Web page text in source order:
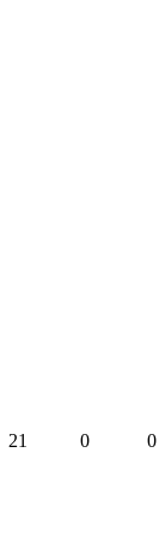
21 0 0